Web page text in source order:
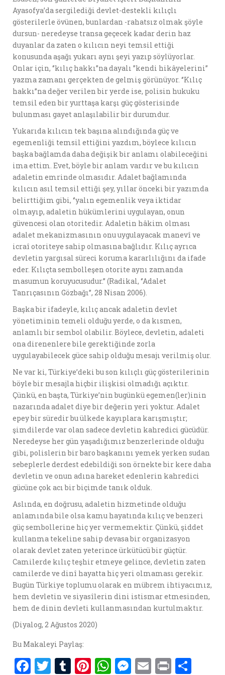
Ayasofya’da sergilediği devlet-destekli kılıçlı
gösterilerle övünen, bunlardan -rahatsız olmak şöyle
dursun- neredeyse transa geçecek kadar derin haz
duyanlar da zaten o kılıcın neyi temsil ettiği
konusunda aşağı yukarı aynı şeyi yazıp söylüyorlar.
Onlar için, ‘’kılıç hakkı’’na dayalı ’’kendi hikâyelerini’’
yazma zamanı gerçekten de gelmiş görünüyor. ‘’Kılıç
hakkı’’na değer verilen bir yerde ise, polisin hukuku
temsil eden bir yurttaşa karşı güç gösterisinde
bulunması gayet anlaşılabilir bir durumdur.
Yukarıda kılıcın tek başına alındığında güç ve
egemenliği temsil ettiğini yazdım, böylece kılıcın
başka bağlamda daha değişik bir anlamı olabileceğini
ima ettim. Evet, böyle bir anlam vardır ve bu kılıcın
adaletin emrinde olmasıdır. Adalet bağlamında
kılıcın asıl temsil ettiği şey, yıllar önceki bir yazımda
belirttiğim gibi, ‘’yalın egemenlik veya iktidar
olmayıp, adaletin hükümlerini uygulayan, onun
güvencesi olan otoritedir. Adaletin hâkim olması
adalet mekanizmasının onu uygulayacak manevî ve
icraî otoriteye sahip olmasına bağlıdır. Kılıç ayrıca
devletin yargısal süreci koruma kararlılığını da ifade
eder. Kılıçta sembolleşen otorite aynı zamanda
masumun koruyucusudur.’’ (Radikal, ‘’Adalet
Tanrıçasının Gözbağı’’, 28 Nisan 2006).
Başka bir ifadeyle, kılıç ancak adaletin devlet
yönetiminin temeli olduğu yerde, o da kısmen,
anlamlı bir sembol olabilir. Böylece, devletin, adaleti
ona direnenlere bile gerektiğinde zorla
uygulayabilecek güce sahip olduğu mesajı verilmiş olur.
Ne var ki, Türkiye’deki bu son kılıçlı güç gösterilerinin
böyle bir mesajla hiçbir ilişkisi olmadığı açıktır.
Çünkü, en başta, Türkiye’nin bugünkü egemen(ler)inin
nazarında adalet diye bir değerin yeri yoktur. Adalet
epey bir süredir bu ülkede kayıplara karışmıştır;
şimdilerde var olan sadece devletin kahredici gücüdür.
Neredeyse her gün yaşadığımız benzerlerinde olduğu
gibi, polislerin bir baro başkanını yemek yerken sudan
sebeplerle derdest edebildiği son örnekte bir kere daha
devletin ve onun adına hareket edenlerin kahredici
gücüne çok acı bir biçimde tanık olduk.
Aslında, en doğrusu, adaletin hizmetinde olduğu
anlamında bile olsa kamu hayatında kılıç ve benzeri
güç sembollerine hiç yer vermemektir. Çünkü, şiddet
kullanma tekeline sahip devasa bir organizasyon
olarak devlet zaten yeterince ürkütücü bir güçtür.
Camilerde kılıç teşhir etmeye gelince, devletin zaten
camilerde ve dinî hayatta hiç yeri olmaması gerekir.
Bugün Türkiye toplumu olarak en mübrem ihtiyacımız,
hem devletin ve siyasîlerin dini istismar etmesinden,
hem de dinin devleti kullanmasından kurtulmaktır.
(Diyalog, 2 Ağustos 2020)
Bu Makaleyi Paylaş:
F T T Pi W M E P